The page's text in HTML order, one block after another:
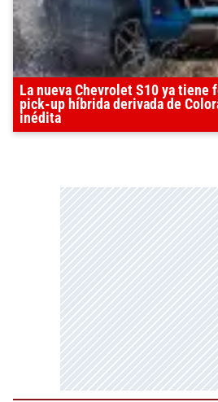
La nueva Chevrolet S10 ya tiene
pick-up híbrida derivada de
inédita